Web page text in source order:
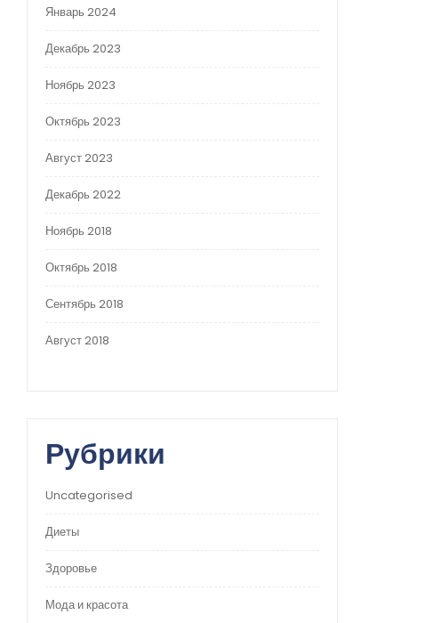
Январь 2024
Декабрь 2023
Ноябрь 2023
Октябрь 2023
Август 2023
Декабрь 2022
Ноябрь 2018
Октябрь 2018
Сентябрь 2018
Август 2018
Рубрики
Uncategorised
Диеты
Здоровье
Мода и красота